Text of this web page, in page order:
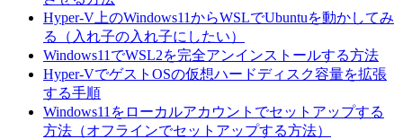
Hyper-V上のWindows11からWSLでUbuntuを動かしてみ
る（入れ子の入れ子にしたい）
Windows11でWSL2を完全アンインストールする方法
Hyper-VでゲストOSの仮想ハードディスク容量を拡張
する手順
Windows11をローカルアカウントでセットアップする
方法（オフラインでセットアップする方法）